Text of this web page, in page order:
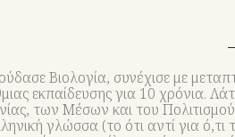
Βιολογία, συνέχισε με
εκπαίδευσης για 10 χρόνια.
των Μέσων και του
γλώσσα (το ότι αντί για